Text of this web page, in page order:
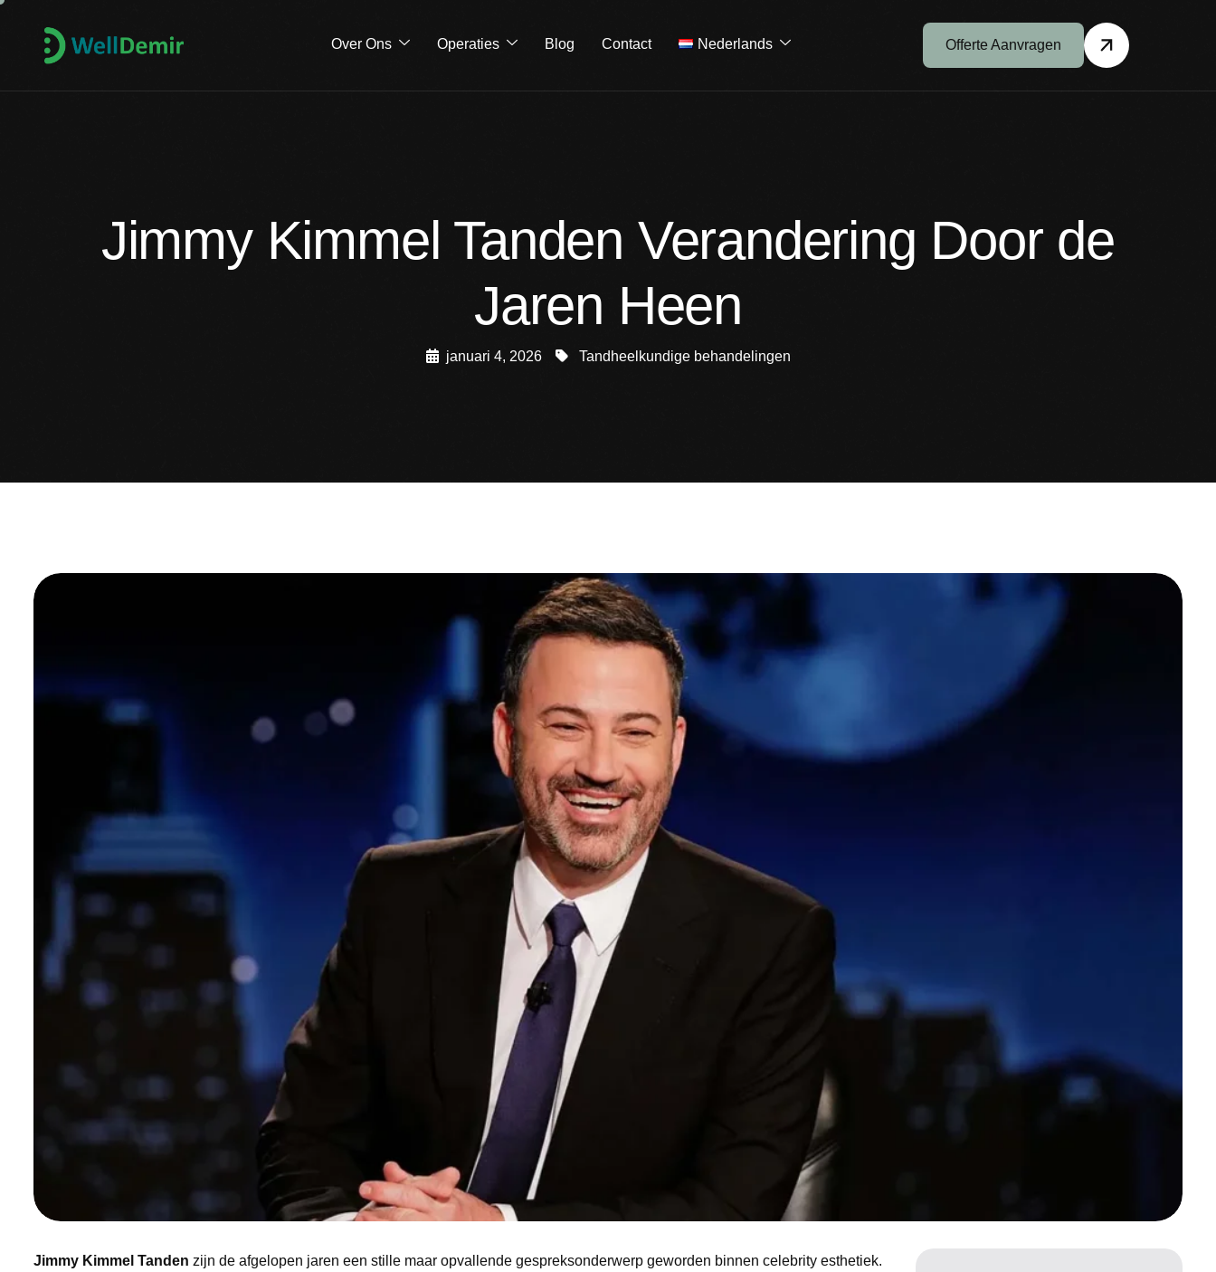
Over Ons Operaties Blog Contact Nederlands Offerte Aanvragen
Jimmy Kimmel Tanden Verandering Door de
Jaren Heen
januari 4, 2026 Tandheelkundige behandelingen
Jimmy Kimmel Tanden zijn de afgelopen jaren een stille maar opvallende gespreksonderwerp geworden binnen celebrity esthetiek.